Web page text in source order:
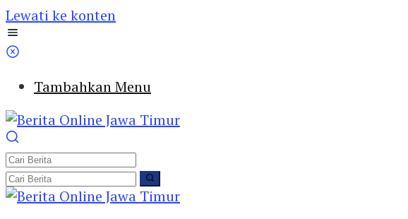
Lewati ke konten
Tambahkan Menu